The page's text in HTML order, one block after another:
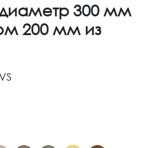
300 мм
200 мм из